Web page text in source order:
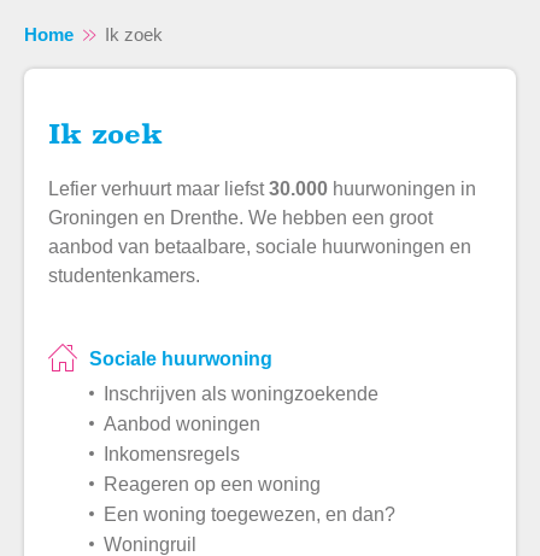
Naar hoofdinhoud
Naar hoofdnavigatiemenu
Naar zoeken
Home Ik zoek
Ik zoek
Lefier verhuurt maar liefst30.000 huurwoningen in
Groningen en Drenthe. We hebben een groot
aanbod van betaalbare, sociale huurwoningen en
studentenkamers.
Sociale huurwoning
Inschrijven als woningzoekende
Aanbod woningen
Inkomensregels
Reageren op een woning
Een woning toegewezen, en dan?
Woningruil